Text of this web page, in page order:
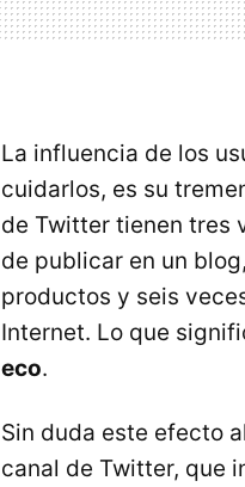
La influencia de los
cuidarlos, es su
de Twitter tienen tres
de publicar en un
productos y seis
Internet. Lo que
eco.
Sin duda este efecto
canal de Twitter, que